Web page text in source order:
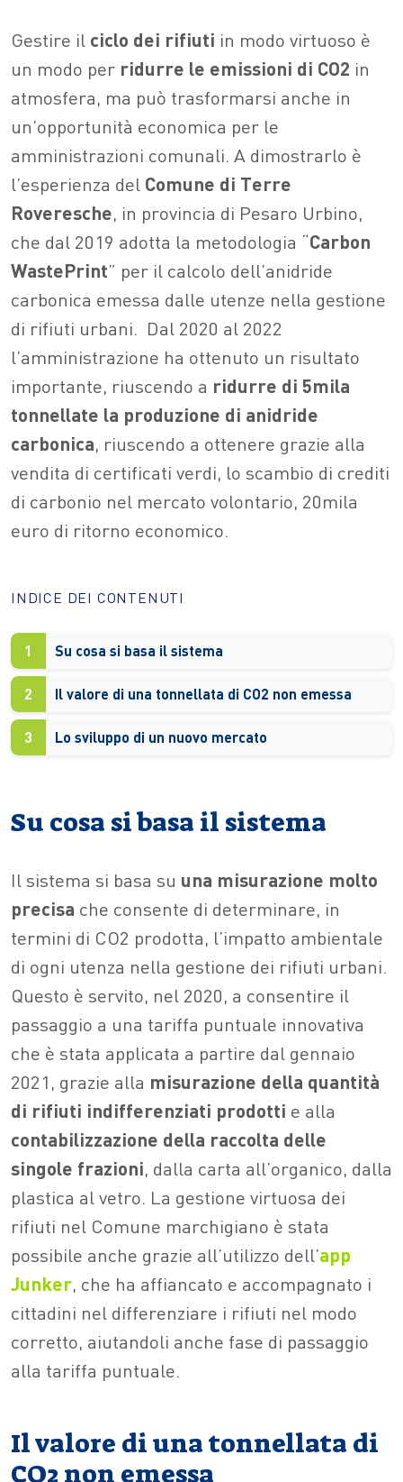
Gestire il ciclo dei rifiuti in modo virtuoso è
un modo per ridurre le emissioni di CO2 in
atmosfera, ma può trasformarsi anche in
un’opportunità economica per le
amministrazioni comunali. A dimostrarlo è
l’esperienza del Comune di Terre
Roveresche, in provincia di Pesaro Urbino,
che dal 2019 adotta la metodologia “Carbon
WastePrint” per il calcolo dell’anidride
carbonica emessa dalle utenze nella gestione
di rifiuti urbani. Dal 2020 al 2022
l’amministrazione ha ottenuto un risultato
importante, riuscendo a ridurre di 5mila
tonnellate la produzione di anidride
carbonica, riuscendo a ottenere grazie alla
vendita di certificati verdi, lo scambio di crediti
di carbonio nel mercato volontario, 20mila
euro di ritorno economico.
INDICE DEI CONTENUTI
1 Su cosa si basa il sistema
2 Il valore di una tonnellata di CO2 non emessa
3 Lo sviluppo di un nuovo mercato
Su cosa si basa il sistema
Il sistema si basa su una misurazione molto
precisa che consente di determinare, in
termini di CO2 prodotta, l’impatto ambientale
di ogni utenza nella gestione dei rifiuti urbani.
Questo è servito, nel 2020, a consentire il
passaggio a una tariffa puntuale innovativa
che è stata applicata a partire dal gennaio
2021, grazie alla misurazione della quantità
di rifiuti indifferenziati prodotti e alla
contabilizzazione della raccolta delle
singole frazioni, dalla carta all’organico, dalla
plastica al vetro. La gestione virtuosa dei
rifiuti nel Comune marchigiano è stata
possibile anche grazie all’utilizzo dell’app
Junker, che ha affiancato e accompagnato i
cittadini nel differenziare i rifiuti nel modo
corretto, aiutandoli anche fase di passaggio
alla tariffa puntuale.
Il valore di una tonnellata di
CO2 non emessa